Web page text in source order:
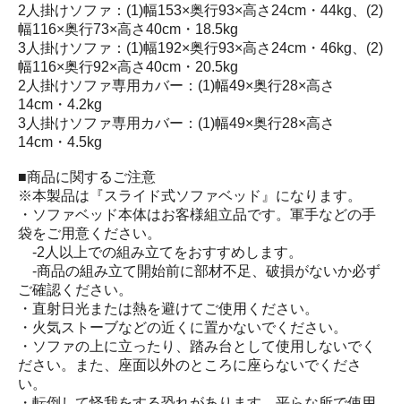
2人掛けソファ：(1)幅153×奥行93×高さ24cm・44kg、(2)
幅116×奥行73×高さ40cm・18.5kg
3人掛けソファ：(1)幅192×奥行93×高さ24cm・46kg、(2)
幅116×奥行92×高さ40cm・20.5kg
2人掛けソファ専用カバー：(1)幅49×奥行28×高さ
14cm・4.2kg
3人掛けソファ専用カバー：(1)幅49×奥行28×高さ
14cm・4.5kg
■商品に関するご注意
※本製品は『スライド式ソファベッド』になります。
・ソファベッド本体はお客様組立品です。軍手などの手
袋をご用意ください。
-2人以上での組み立てをおすすめします。
-商品の組み立て開始前に部材不足、破損がないか必ず
ご確認ください。
・直射日光または熱を避けてご使用ください。
・火気ストーブなどの近くに置かないでください。
・ソファの上に立ったり、踏み台として使用しないでく
ださい。また、座面以外のところに座らないでくださ
い。